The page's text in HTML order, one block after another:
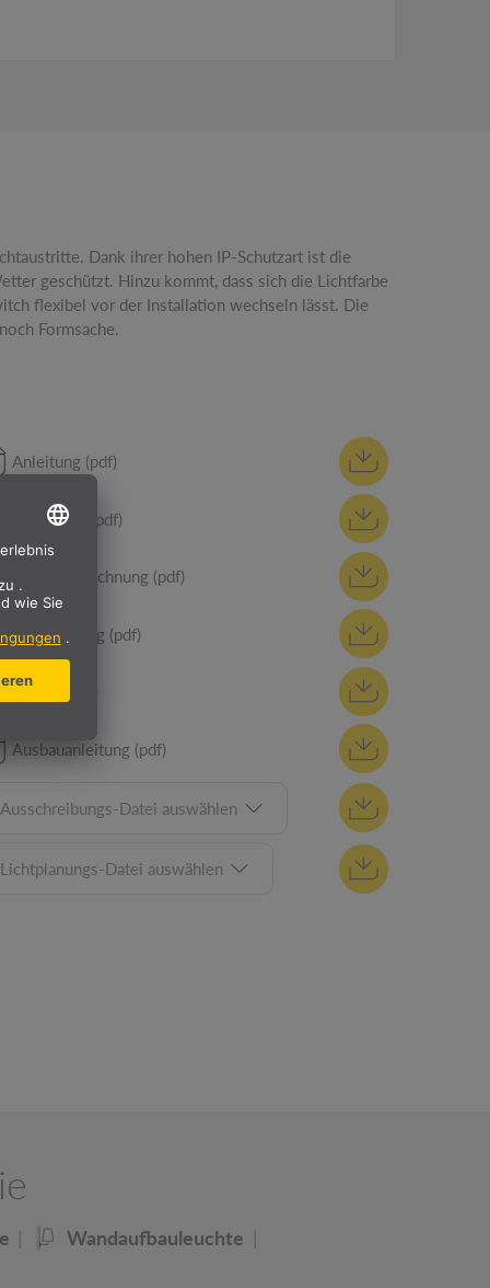
Formsache.
Anleitung (pdf)
Datenblatt (pdf)
Montagezeichnung (pdf)
CE Erklärung (pdf)
REACh (pdf)
Ausbauanleitung (pdf)
Ausschreibungs-Datei auswählen
Lichtplanungs-Datei auswählen
Wandaufbauleuchte